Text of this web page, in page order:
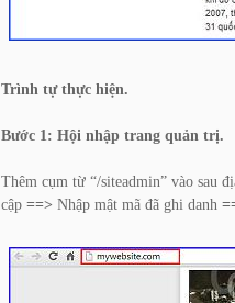
Trình tự thực hiện.
Bước 1: Hội nhập trang quản trị.
Thêm cụm từ “/siteadmin” vào sau
cập ==> Nhập mật mã đã ghi danh